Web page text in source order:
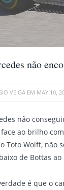
não
VEIGA EM MAY 10,
não
face ao brilho
Toto Wolff, não
de Bottas
é que o